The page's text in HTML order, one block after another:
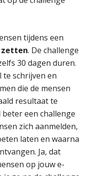
tijdens een
zetten. De challenge
30 dagen duren.
te schrijven en
die de mensen
resultaat te
een challenge
zich aanmelden,
laten en waarna
Ja, dat
op jouw e-